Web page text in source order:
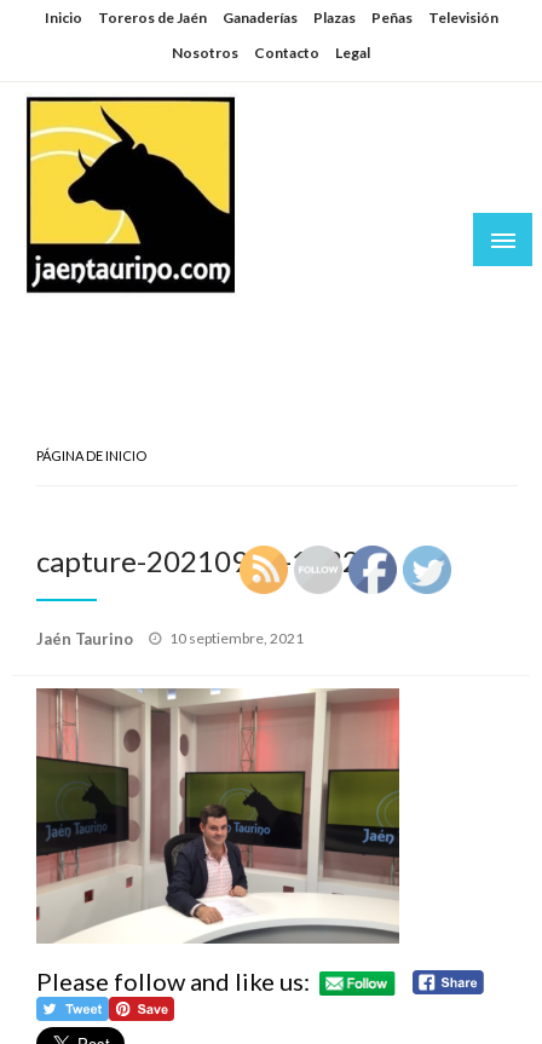
SaltarInicio Toreros de Jaén Ganaderías Plazas Peñas
Televisión
Nosotros
Contacto Legal
PÁGINA DE INICIO
capture-20210910-193238
Jaén Taurino
Publicado
10 septiembre, 2021
Please follow and like us: